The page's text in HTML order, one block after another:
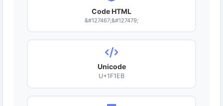
Code HTML
&#127467;&#127479;
Unicode
U+1F1EB